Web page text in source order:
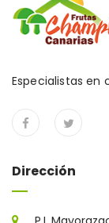
Especialistas en
Dirección